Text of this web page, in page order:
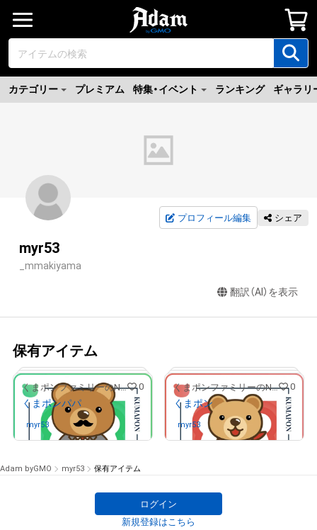
カテゴリー プレミアム 特集・イベント ランキング ギャラリ
プロフィール編集 シェア
myr53
_mmakiyama
翻訳（AI）を表示
保有アイテム
# 4/20
くまポンファミリーのNFTストア 0
くまポンパパ
myr53 さんが保有中
くまポンファミリーのNFTストア 0
くまポン
myr53 さんが保有中
Adam byGMO myr53 保有アイテム
ログイン
新規登録はこちら